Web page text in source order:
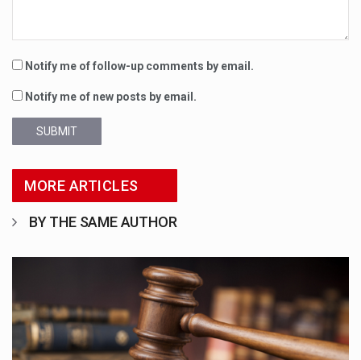
Notify me of follow-up comments by email.
Notify me of new posts by email.
SUBMIT
MORE ARTICLES
BY THE SAME AUTHOR